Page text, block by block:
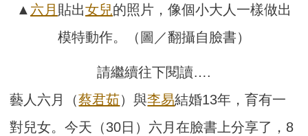
▲ 六月 貼出女兒的照片，像個小大人一樣做出
模特動作。（圖／翻攝自臉書）
請繼續往下閱讀….
藝人六月（蔡君茹）與李易結婚13年，育有一
對兒女。今天（30日）六月在臉書上分享了，8